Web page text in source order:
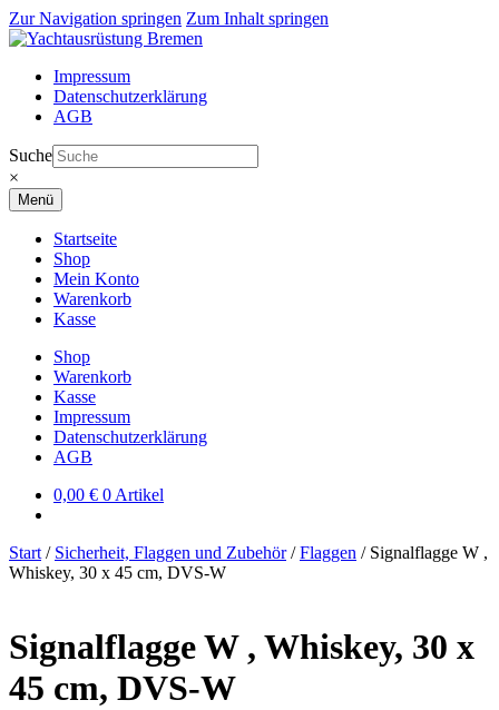
Zur Navigation springen Zum Inhalt springen
Impressum
Datenschutzerklärung
AGB
Suche
×
Menü
Startseite
Shop
Mein Konto
Warenkorb
Kasse
Shop
Warenkorb
Kasse
Impressum
Datenschutzerklärung
AGB
0,00 € 0 Artikel
Start / Sicherheit, Flaggen und Zubehör/Flaggen / Signalflagge W ,
Whiskey, 30 x 45 cm, DVS-W
Signalflagge W , Whiskey, 30 x
45 cm, DVS-W